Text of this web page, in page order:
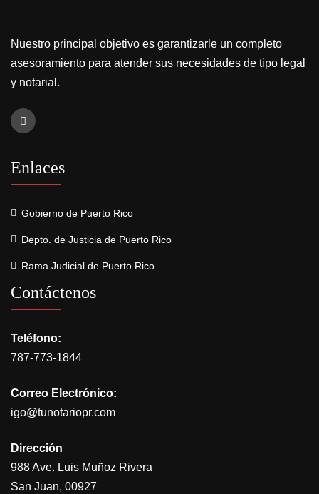
Nuestro principal objetivo es garantizarle un completo
asesoramiento para atender sus necesidades de tipo legal
y notarial.
Enlaces
Gobierno de Puerto Rico
Depto. de Justicia de Puerto Rico
Rama Judicial de Puerto Rico
Contáctenos
Teléfono:
787-773-1844
Correo Electrónico:
igo@tunotariopr.com
Dirección
988 Ave. Luis Muñoz Rivera
San Juan, 00927